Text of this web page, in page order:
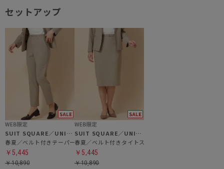
セットアップ
SUIT SQUARE／UNIVERSAL LANGUAGE／WHITE
春夏／ベルト付きテーパードパンツ
￥5,445
￥10,890
SUIT SQUARE／UNIVERSAL LANGUAGE／WHITE
春夏／ベルト付きタイトスカート
￥5,445
￥10,890